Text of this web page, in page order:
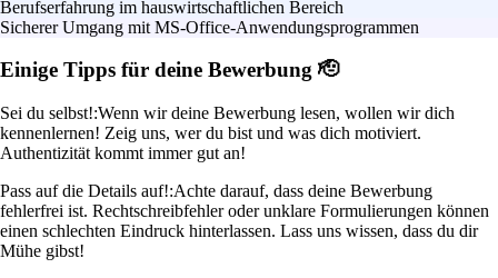
Berufserfahrung im hauswirtschaftlichen Bereich
Sicherer Umgang mit MS-Office-Anwendungsprogrammen
Einige Tipps für deine Bewerbung 🫡
Sei du selbst!:Wenn wir deine Bewerbung lesen, wollen wir dich
kennenlernen! Zeig uns, wer du bist und was dich motiviert.
Authentizität kommt immer gut an!
Pass auf die Details auf!:Achte darauf, dass deine Bewerbung
fehlerfrei ist. Rechtschreibfehler oder unklare Formulierungen können
einen schlechten Eindruck hinterlassen. Lass uns wissen, dass du dir
Mühe gibst!